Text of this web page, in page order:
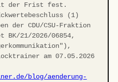
der Frist fest.
(1)
der CDU/CSU-Fraktion
BK/21/2026/06854,
am 07.05.2026
blog/aenderung-